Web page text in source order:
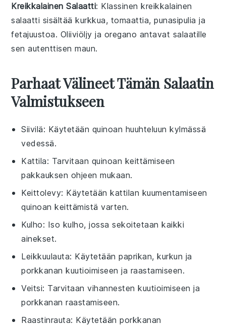
Kreikkalainen Salaatti: Klassinenkreikkalainen
salaatti sisältääkurkkua, tomaattia,punasipulia ja
fetajuustoa. Oliiviöljy ja oregano antavat salaatille
sen autenttisen maun.
Parhaat Välineet Tämän Salaatin
Valmistukseen
Siivilä: Käytetään quinoan huuhteluun kylmässä
vedessä.
Kattila: Tarvitaan quinoan keittämiseen
pakkauksen ohjeen mukaan.
Keittolevy: Käytetään kattilan kuumentamiseen
quinoan keittämistä varten.
Kulho: Iso kulho, jossa sekoitetaan kaikki
ainekset.
Leikkuulauta: Käytetään paprikan, kurkun ja
porkkanan kuutioimiseen ja raastamiseen.
Veitsi: Tarvitaan vihannesten kuutioimiseen ja
porkkanan raastamiseen.
Raastinrauta: Käytetään porkkanan